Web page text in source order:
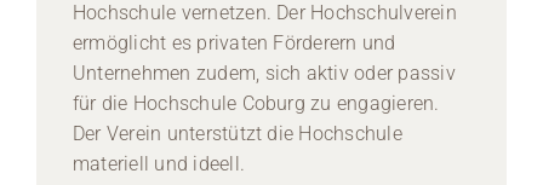
Hochschule vernetzen. Der Hochschulverein
ermöglicht es privaten Förderern und
Unternehmen zudem, sich aktiv oder passiv
für die Hochschule Coburg zu engagieren.
Der Verein unterstützt die Hochschule
materiell und ideell.